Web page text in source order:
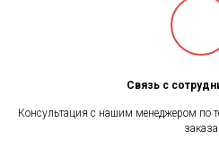
Связь с
Консультация с нашим менеджером по
заказа